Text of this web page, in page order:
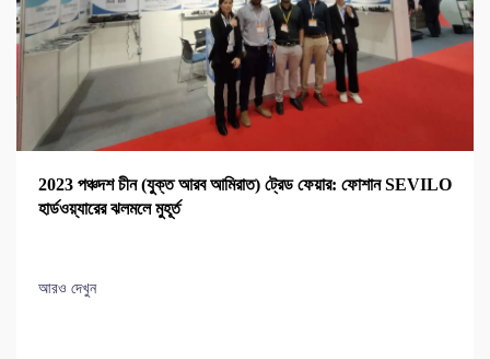
2023 পঞ্চদশ চীন (যুক্ত আরব আমিরাত) ট্রেড ফেয়ার: ফোশান SEVILO
হার্ডওয়্যারের ঝলমলে মুহূর্ত
আরও দেখুন